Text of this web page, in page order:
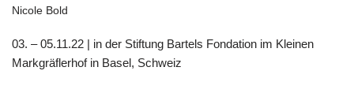
Nicole Bold
03. – 05.11.22 | in der Stiftung Bartels Fondation im Kleinen
Markgräflerhof in Basel, Schweiz